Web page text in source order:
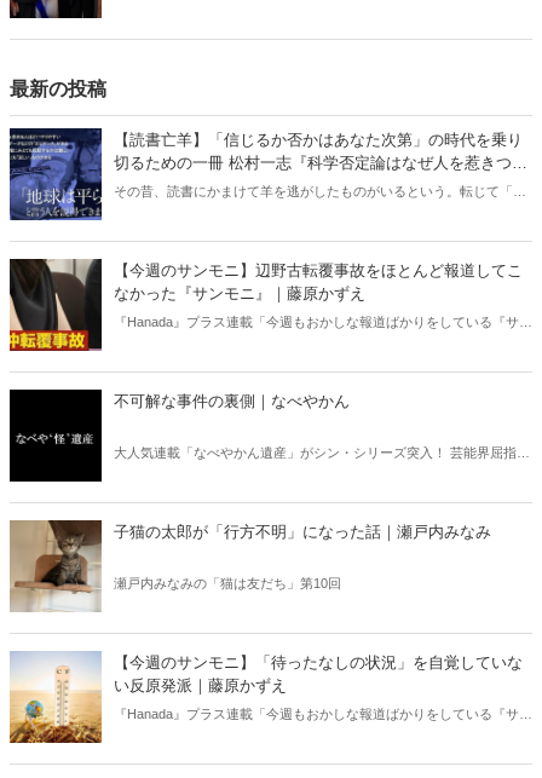
最新の投稿
【読書亡羊】「信じるか否かはあなた次第」の時代を乗り
切るための一冊 松村一志『科学否定論はなぜ人を惹きつけ
るのか』（ちくま新書）｜梶原麻衣子
その昔、読書にかまけて羊を逃がしたものがいるという。転じて「読
ある。元月刊『Hanada』編集部員のライター・梶原がお送りする時事
書評！
【今週のサンモニ】辺野古転覆事故をほとんど報道してこ
なかった『サンモニ』｜藤原かずえ
『Hanada』プラス連載「今週もおかしな報道ばかりをしている『サン
不可解な事件の裏側｜なべやかん
大人気連載「なべやかん遺産」がシン・シリーズ突入！ 芸能界屈指の
信じるか信じないかは、あなた次第！ 芸能ニュース
子猫の太郎が「行方不明」になった話｜瀬戸内みなみ
瀬戸内みなみの「猫は友だち」第10回
【今週のサンモニ】「待ったなしの状況」を自覚していな
い反原発派｜藤原かずえ
『Hanada』プラス連載「今週もおかしな報道ばかりをしている『サン